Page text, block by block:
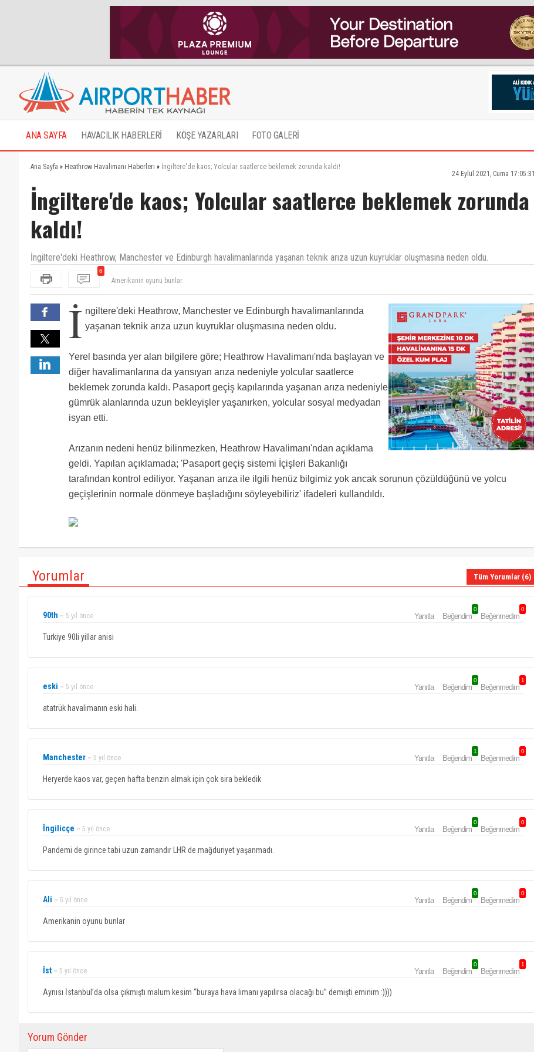
ANA SAYFA HAVACILIK HABERLERİ KÖŞE YAZARLARI FOTO GALERİ
Ana Sayfa » Heathrow Havalimanı Haberleri » İngiltere'de kaos; Yolcular saatlerce beklemek zorunda kaldı!
24 Eylül 2021, Cuma 17:05:31
İngiltere'de kaos; Yolcular saatlerce beklemek zorunda
kaldı!
İngiltere'deki Heathrow, Manchester ve Edinburgh havalimanlarında yaşanan teknik arıza uzun kuyruklar oluşmasına neden oldu.
6
Aynısı İstanbul’da olsa çıkmıştı malum kesim “buraya hava limanı yapılırsa olacağı bu” demişti eminim :))))
Heryerde kaos var, geçen hafta benzin almak için çok sira bekledik
Pandemi de girince tabi uzun zamandır LHR de mağduriyet yaşanmadı.
İ ngiltere'deki Heathrow, Manchester ve Edinburgh havalimanlarında
yaşanan teknik arıza uzun kuyruklar oluşmasına neden oldu.
Yerel basında yer alan bilgilere göre; Heathrow Havalimanı'nda başlayan ve
diğer havalimanlarına da yansıyan arıza nedeniyle yolcular saatlerce
beklemek zorunda kaldı. Pasaport geçiş kapılarında yaşanan arıza nedeniyle
gümrük alanlarında uzun bekleyişler yaşanırken, yolcular sosyal medyadan
isyan etti.
Arızanın nedeni henüz bilinmezken, Heathrow Havalimanı'ndan açıklama
geldi. Yapılan açıklamada; 'Pasaport geçiş sistemi İçişleri Bakanlığı
tarafından kontrol ediliyor. Yaşanan arıza ile ilgili henüz bilgimiz yok ancak sorunun çözüldüğünü ve yolcu
geçişlerinin normale dönmeye başladığını söyleyebiliriz' ifadeleri kullandıldı.
Yorumlar Tüm Yorumlar (6)
90th ~ 5 yıl önce Yanıtla Beğendim
0
Beğenmedim
0
Turkiye 90li yillar anisi
eski ~ 5 yıl önce Yanıtla Beğendim
0
Beğenmedim
1
atatrük havalimanın eski hali.
Manchester ~ 5 yıl önce Yanıtla Beğendim
1
Beğenmedim
0
Heryerde kaos var, geçen hafta benzin almak için çok sira bekledik
İngilicçe ~ 5 yıl önce Yanıtla Beğendim
0
Beğenmedim
0
Pandemi de girince tabi uzun zamandır LHR de mağduriyet yaşanmadı.
Ali ~ 5 yıl önce Yanıtla Beğendim
0
Beğenmedim
0
Amerikanin oyunu bunlar
İst ~ 5 yıl önce Yanıtla Beğendim
0
Beğenmedim
1
Aynısı İstanbul’da olsa çıkmıştı malum kesim “buraya hava limanı yapılırsa olacağı bu” demişti eminim :))))
Yorum Gönder